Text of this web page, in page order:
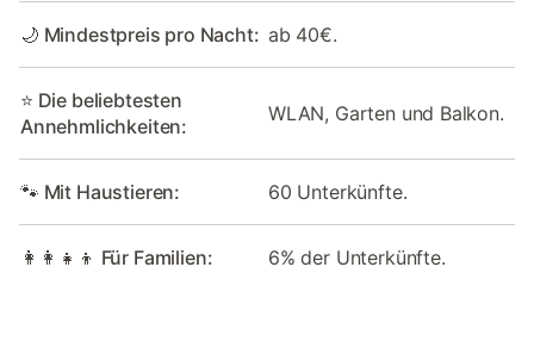
🌙 Mindestpreis pro Nacht: ab 40€.
⭐ Die beliebtesten
Annehmlichkeiten:
WLAN, Garten und Balkon.
🐾 Mit Haustieren: 60 Unterkünfte.
👩‍👩‍👧‍👦 Für Familien: 6% der Unterkünfte.